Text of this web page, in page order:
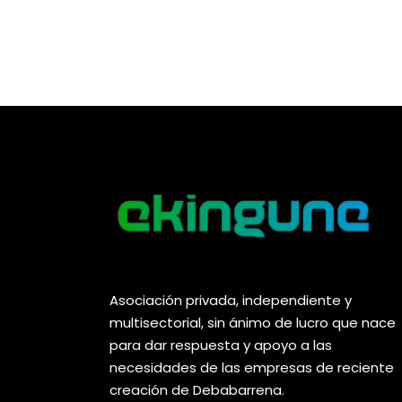
Asociación privada, independiente y
multisectorial, sin ánimo de lucro que nace
para dar respuesta y apoyo a las
necesidades de las empresas de reciente
creación de Debabarrena.